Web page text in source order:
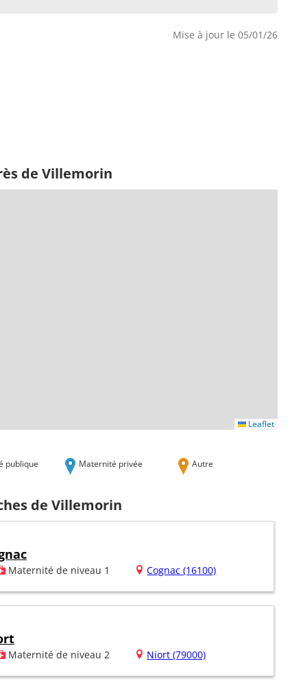
Mise à jour le 05/01/26
de Villemorin
Leaflet
publique Maternité privée Autre
de Villemorin
Maternité de niveau 1 Cognac (16100)
Maternité de niveau 2 Niort (79000)